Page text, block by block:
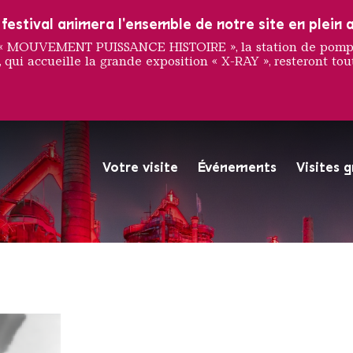
Votre visite Événements Visites
Burke
La Völklinger Hütte
Copyright: Weltkulturerbe
festival animera l'ensemble de notre site en plein
PUISSANCE HISTOIRE », la station de
qui accueille la grande exposition « X-RAY », resteront